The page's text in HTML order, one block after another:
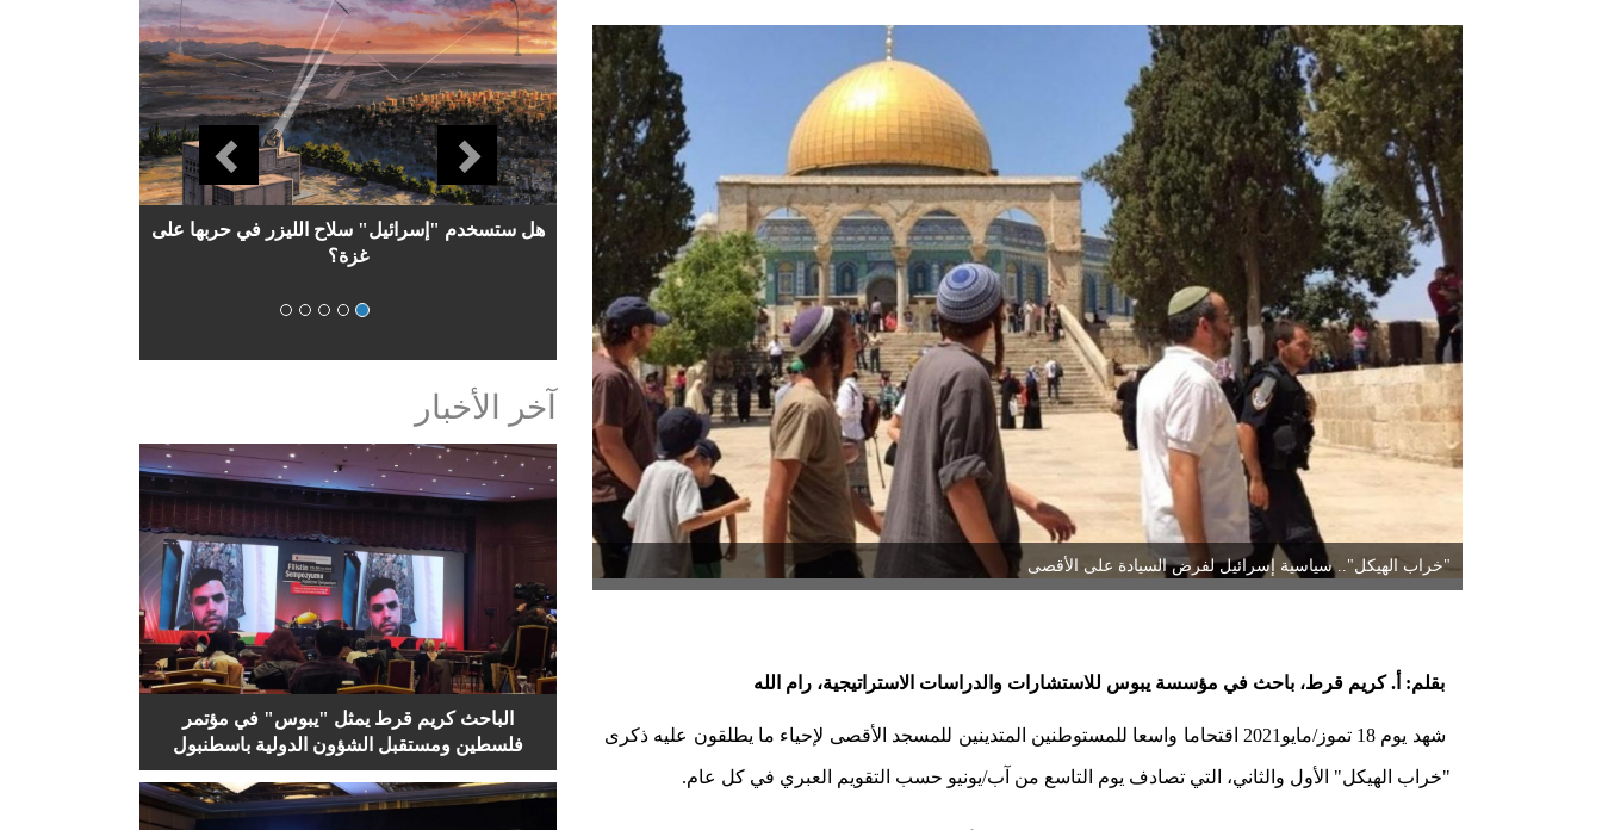
"خراب الهيكل".. سياسية إسرائيل لفرض السيادة على الأقصى
بقلم: أ. كريم قرط، باحث في مؤسسة يبوس للاستشارات والدراسات الاستراتيجية، رام الله
شهد يوم 18 تموز/مايو2021 اقتحاما واسعا للمستوطنين المتدينين للمسجد الأقصى لإحياء ما يطلقون عليه ذكرى
"خراب الهيكل" الأول والثاني، التي تصادف يوم التاسع من آب/يونيو حسب التقويم العبري في كل عام.
دراسة تحليلية: حماس والنظام السوري..علاقة
مضطربة
آخر الأخبار
الباحث كريم قرط يمثل "يبوس" في مؤتمر
فلسطين ومستقبل الشؤون الدولية باسطنبول